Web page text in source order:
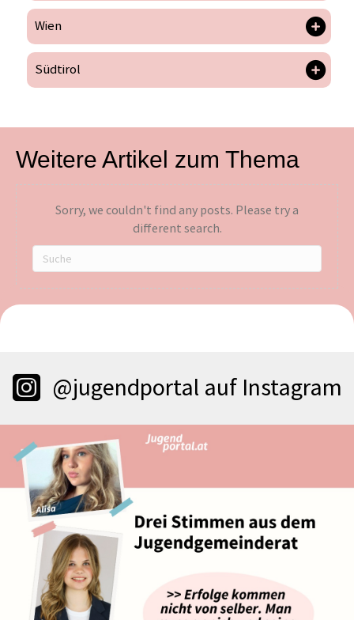
Wien
Südtirol
Weitere Artikel zum Thema
Sorry, we couldn't find any posts. Please try a
different search.
@jugendportal auf Instagram